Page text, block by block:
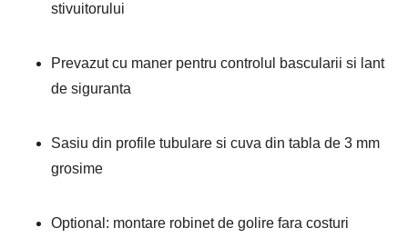
stivuitorului
Prevazut cu maner pentru controlul bascularii si lant
de siguranta
Sasiu din profile tubulare si cuva din tabla de 3 mm
grosime
Optional: montare robinet de golire fara costuri